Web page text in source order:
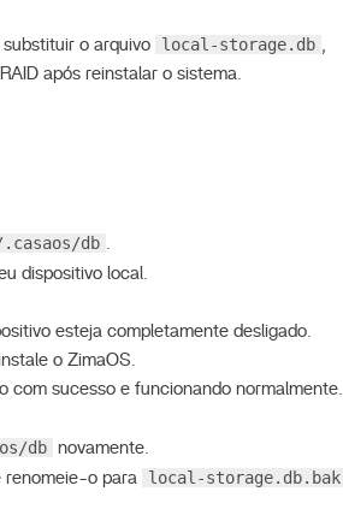
o arquivo local-storage.db ,
após reinstalar o sistema.
.casaos/db .
dispositivo local.
esteja completamente desligado.
o ZimaOS.
com sucesso e funcionando normalmente.
db novamente.
renomeie-o para local-storage.db.bak